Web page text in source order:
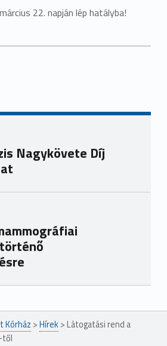
22. napján lép hatályba!
Nagykövete Díj
Kórház >Hírek> Látogatási rend a
től